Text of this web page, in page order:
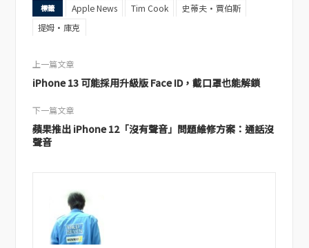
標籤 Apple News Tim Cook
史蒂夫·賈伯斯
提姆·庫克
上一篇文章
iPhone 13 可能採用升級版 Face ID，戴口罩也能解鎖
下一篇文章
蘋果推出 iPhone 12「沒有聲音」問題維修方案：通話沒
聲音